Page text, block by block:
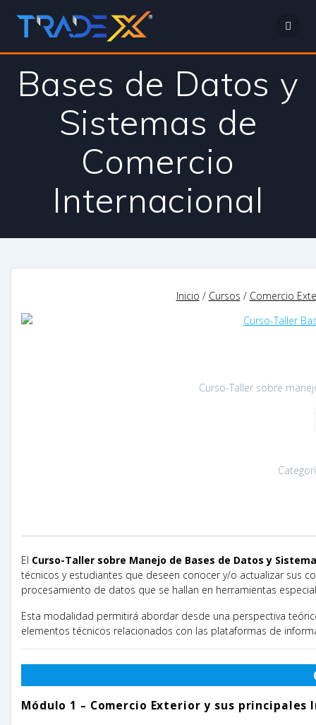
Bases de Datos y
Sistemas de
Comercio
Internacional
Inicio / Cursos / Comercio
Curso-Taller sobre
El Curso-Taller sobre Manejo de Bases de Datos y
técnicos y estudiantes que deseen conocer y/o actualizar sus
procesamiento de datos que se hallan en herramientas
Esta modalidad permitirá abordar desde una perspectiva
elementos técnicos relacionados con las plataformas de
Módulo 1 – Comercio Exterior y sus principales